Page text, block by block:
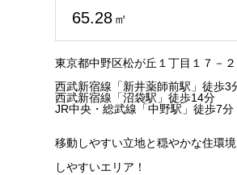
65.28 ㎡
東京都中野区松が丘１丁目１７－２
西武新宿線「新井薬師前駅」徒歩3
西武新宿線「沼袋駅」徒歩14分
JR中央・総武線「中野駅」徒歩7分
移動しやすい立地と穏やかな住環
しやすいエリア！